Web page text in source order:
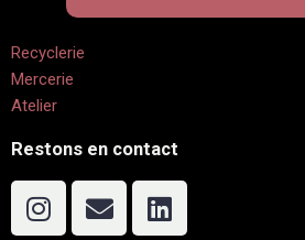
Recyclerie
Mercerie
Atelier
Restons en contact